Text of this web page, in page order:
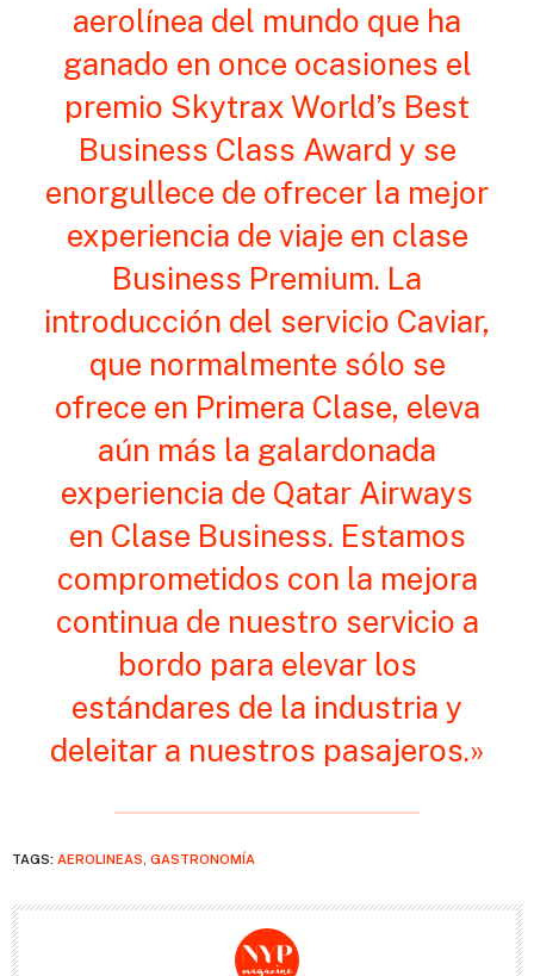
aerolínea del mundo que ha
ganado en once ocasiones el
premio Skytrax World’s Best
Business Class Award y se
enorgullece de ofrecer la mejor
experiencia de viaje en clase
Business Premium. La
introducción del servicio Caviar,
que normalmente sólo se
ofrece en Primera Clase, eleva
aún más la galardonada
experiencia de Qatar Airways
en Clase Business. Estamos
comprometidos con la mejora
continua de nuestro servicio a
bordo para elevar los
estándares de la industria y
deleitar a nuestros pasajeros.»
TAGS: AEROLINEAS GASTRONOMÍA